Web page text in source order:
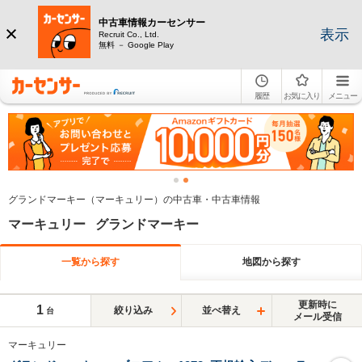
中古車情報カーセンサー
Recruit Co., Ltd.
無料 － Google Play
表示
履歴 お気に入り メニュー
グランドマーキー（マーキュリー）の中古車・中古車情報
マーキュリー グランドマーキー
一覧から探す 地図から探す
1 台 絞り込み 並べ替え
更新時に
メール受信
マーキュリー